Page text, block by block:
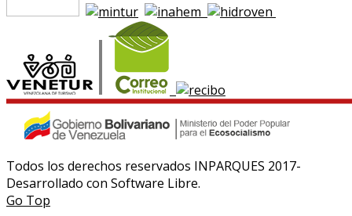
Todos los derechos reservados INPARQUES 2017-
Desarrollado con Software Libre.
Go Top